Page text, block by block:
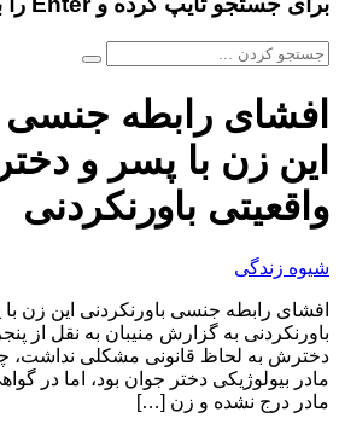
افشای رابطه جنسی
این زن با پسر و
واقعیتی باورنکردنی
شیوه زندگی
افشای رابطه جنسی باورنکردنی این زن
باورنکردنی به گزارش منیبان به نقل از
دخترش به لحاظ قانونی مشکلی نداشت،
مادر بیولوژیکی دختر جوان بود، اما در
مادر درج نشده و زن […]